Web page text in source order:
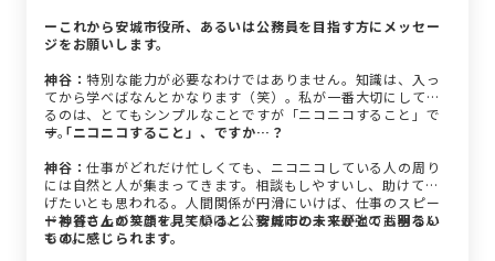
ーこれから安城市役所、あるいは公務員を目指す方にメッセー
ジをお願いします。
神谷：特別な能力が必要なわけではありません。知識は、入っ
てから学べばなんとかなります（笑）。私が一番大切にしてい
るのは、とてもシンプルなことですが「ニコニコすること」で
す。
ー「ニコニコすること」、ですか…？
神谷：仕事がどれだけ忙しくても、ニコニコしている人の周り
には自然と人が集まってきます。相談もしやすいし、助けてあ
げたいとも思われる。人間関係が円滑にいけば、仕事のスピー
ドも質も上がります。笑顔は、公務員にとって最強の武器なん
です。
ー神谷さんの笑顔を見ていると、安城市の未来がとても明るい
ものに感じられます。